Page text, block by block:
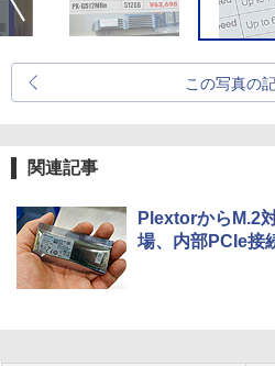
この写真の
関連記事
PlextorからM.2
場、内部PCIe接